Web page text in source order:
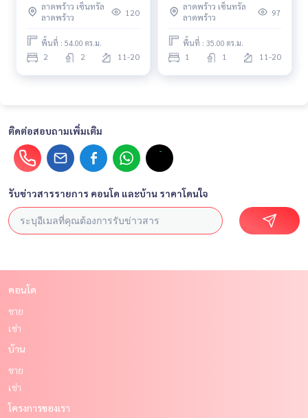
ลาดพร้าว เซ็นทรัล
ลาดพร้าว
120
พื้นที่ : 54.00 ตร.ม.
2 2 11-20
ลาดพร้าว เซ็นทรัล
ลาดพร้าว
97
พื้นที่ : 35.00 ตร.ม.
1 1 11-20
ติดต่อสอบถามเพิ่มเติม
รับข่าวสารรายการ คอนโด และบ้าน ราคาโดนใจ
คอนโด
ขาย
เช่า
บ้าน
ขาย
เช่า
โครงการของเรา